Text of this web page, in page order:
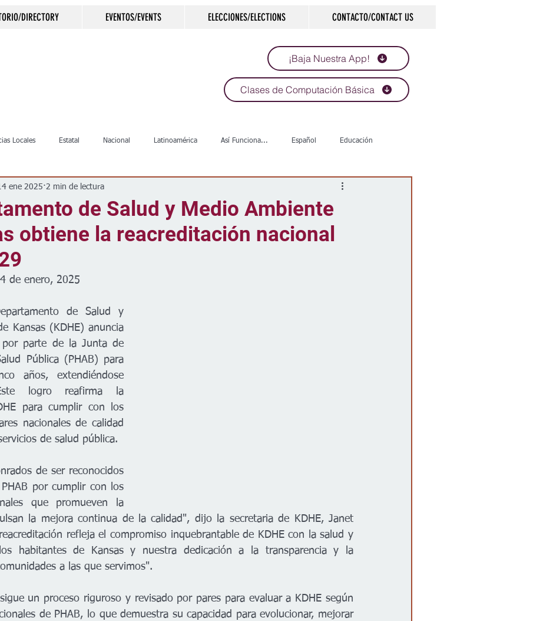
DIRECTORY EVENTOS/EVENTS ELECCIONES/ELECTIONS CONTACTO/CONTACT US
¡Baja Nuestra App!
Clases de Computación Básica
Locales Estatal Nacional Latinoamérica Así Funciona... Español Educación
Salud Arte & Cultura
Escuelas Calles Desamparados Carreteras Comunidad Historias que inspiran
de Salud y Medio Ambiente
obtiene la reacreditación nacional
ene 2025 2 min de lectura
de enero, 2025
de Salud y
Kansas (KDHE) anuncia
por parte de la Junta de
Pública (PHAB) para
años, extendiéndose
logro reafirma la
para cumplir con los
nacionales de calidad
de salud pública.
de ser reconocidos
por cumplir con los
que promueven la
la mejora continua de la calidad", dijo la secretaria de KDHE, Janet
refleja el compromiso inquebrantable de KDHE con la salud y
habitantes de Kansas y nuestra dedicación a la transparencia y la
a las que servimos".
un proceso riguroso y revisado por pares para evaluar a KDHE según
de PHAB, lo que demuestra su capacidad para evolucionar, mejorar